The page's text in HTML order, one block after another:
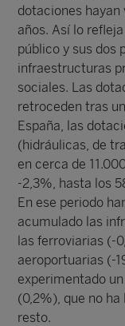
dotaciones
años. Así lo
público y sus dos
infraestructuras
sociales. Las
retroceden tras
España, las
(hidráulicas, de
en cerca de
-2,3%, hasta los
En ese periodo
acumulado las
las ferroviarias (-
aeroportuarias (-
experimentado
(0,2%), que no
resto.